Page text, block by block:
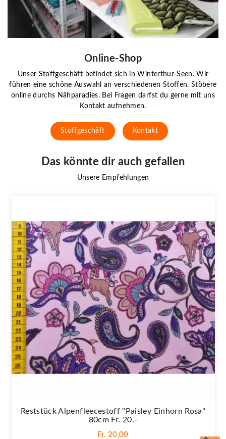
Online-Shop
Unser Stoffgeschäft befindet sich in Winterthur-Seen. Wir
führen eine schöne Auswahl an verschiedenen Stoffen. Stöbere
online durchs Nähparadies. Bei Fragen darfst du gerne mit uns
Kontakt aufnehmen.
Stoffgeschäft Kontakt
Das könnte dir auch gefallen
Unsere Empfehlungen
Reststück Alpenfleecestoff "Paisley Einhorn Rosa"
80cm Fr. 20.-
Fr. 20,00